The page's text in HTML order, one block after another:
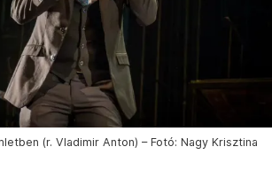
(r. Vladimir Anton) – Fotó: Nagy Krisztina